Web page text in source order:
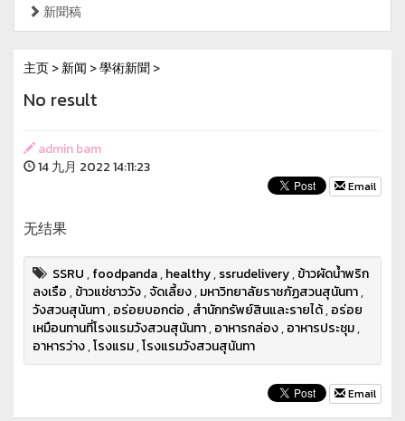
新聞稿
主页>新闻 >學術新聞>
No result
admin bam
14 九月 2022 14:11:23
Email
无结果
SSRU,foodpanda,healthy,ssrudelivery,ข้าวผัดน้ำพริก
ลงเรือ,ข้าวแช่ชาววัง,จัดเลี้ยง,มหาวิทยาลัยราชภัฏสวนสุนันทา,
วังสวนสุนันทา,อร่อยบอกต่อ,สำนักทรัพย์สินและรายได้,อร่อย
เหมือนทานที่โรงแรมวังสวนสุนันทา,อาหารกล่อง,อาหารประชุม,
อาหารว่าง,โรงแรม,โรงแรมวังสวนสุนันทา
Email